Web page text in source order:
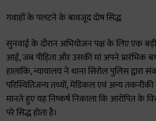
गवाहों के पलटने के बावजूद दोष सिद्ध
सुनवाई के दौरान अभियोजन पक्ष के लिए एक
आई, जब पीड़िता और उसकी मां अपने प्रारंभिक
हालांकि, न्यायालय ने थाना सिरोल पुलिस द्वारा
परिस्थितिजन्य तथ्यों, मेडिकल एवं अन्य तकनीकी
मानते हुए यह निष्कर्ष निकाला कि आरोपित के
परे सिद्ध होता है।